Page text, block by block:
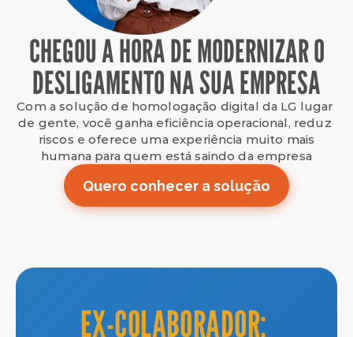
CHEGOU A HORA DE MODERNIZAR O
DESLIGAMENTO NA SUA EMPRESA
Com a solução de homologação digital da LG lugar
de gente, você ganha eficiência operacional, reduz
riscos e oferece uma experiência muito mais
humana para quem está saindo da empresa
Quero conhecer a solução